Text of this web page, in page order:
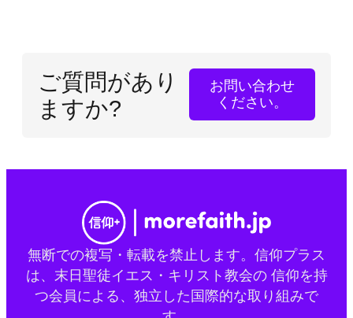
ご質問があり
ますか?
お問い合わせ
ください。
無断での複写・転載を禁止します。信仰プラス
は、末日聖徒イエス・キリスト教会の 信仰を持
つ会員による、独立した国際的な取り組みで